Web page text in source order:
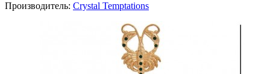
Производитель: Crystal Temptations